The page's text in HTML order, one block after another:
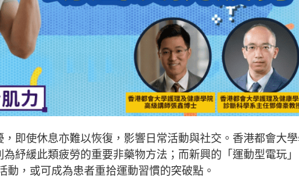
即使休息亦難以恢復，影響日常活動與社交。香港都會大
紓緩此類疲勞的重要非藥物方法；而新興的「運動型電玩」
動，或可成為患者重拾運動習慣的突破點。